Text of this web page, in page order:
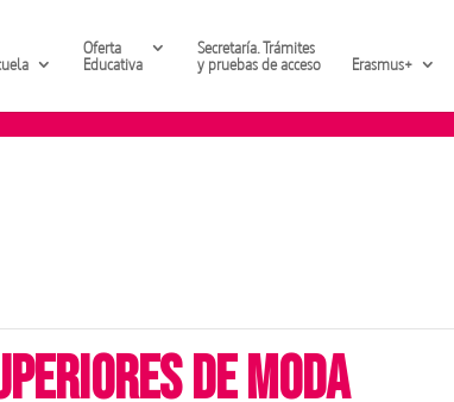
Oferta
Educativa
Secretaría. Trámites
y pruebas de acceso
Erasmus+
de moda